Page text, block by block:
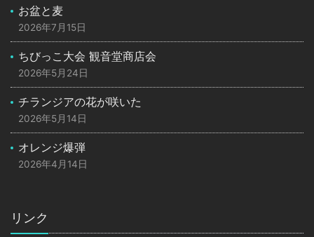
お盆と麦
2026年7月15日
ちびっこ大会 観音堂商店会
2026年5月24日
チランジアの花が咲いた
2026年5月14日
オレンジ爆弾
2026年4月14日
リンク